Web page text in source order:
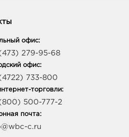
офис:
279-95-68
офис:
733-800
торговли:
500-777-2
почта:
c.ru